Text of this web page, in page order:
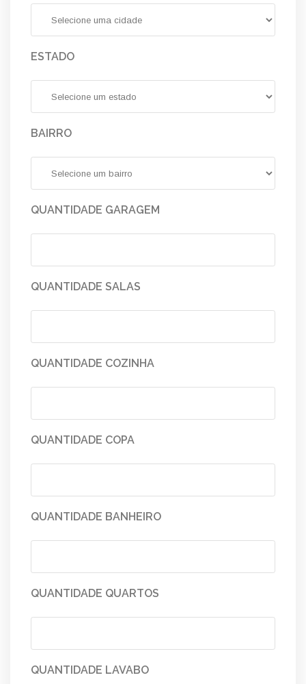
ESTADO
BAIRRO
QUANTIDADE GARAGEM
QUANTIDADE SALAS
QUANTIDADE COZINHA
QUANTIDADE COPA
QUANTIDADE BANHEIRO
QUANTIDADE QUARTOS
QUANTIDADE LAVABO